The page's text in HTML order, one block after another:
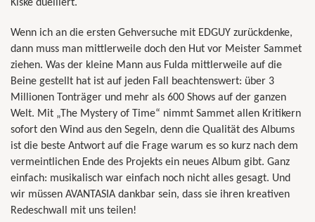
Kiske duelliert.
Wenn ich an die ersten Gehversuche mit EDGUY zurückdenke,
dann muss man mittlerweile doch den Hut vor Meister Sammet
ziehen. Was der kleine Mann aus Fulda mittlerweile auf die
Beine gestellt hat ist auf jeden Fall beachtenswert: über 3
Millionen Tonträger und mehr als 600 Shows auf der ganzen
Welt. Mit „The Mystery of Time“ nimmt Sammet allen Kritikern
sofort den Wind aus den Segeln, denn die Qualität des Albums
ist die beste Antwort auf die Frage warum es so kurz nach dem
vermeintlichen Ende des Projekts ein neues Album gibt. Ganz
einfach: musikalisch war einfach noch nicht alles gesagt. Und
wir müssen AVANTASIA dankbar sein, dass sie ihren kreativen
Redeschwall mit uns teilen!